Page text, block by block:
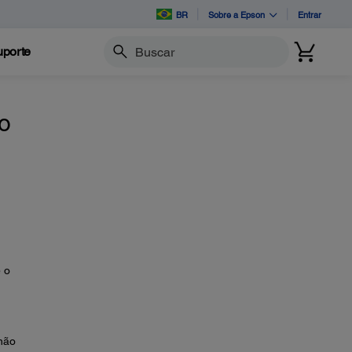
BR Sobre a Epson Entrar
Buscar
o